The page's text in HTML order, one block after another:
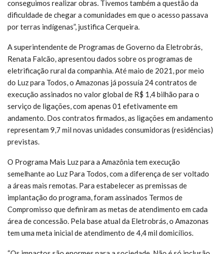
conseguimos realizar obras. Tivemos também a questão da
dificuldade de chegar a comunidades em que o acesso passava
por terras indígenas”, justifica Cerqueira.
A superintendente de Programas de Governo da Eletrobrás,
Renata Falcão, apresentou dados sobre os programas de
eletrificação rural da companhia. Até maio de 2021, por meio
do Luz para Todos, o Amazonas já possuía 24 contratos de
execução assinados no valor global de R$ 1,4 bilhão para o
serviço de ligações, com apenas 01 efetivamente em
andamento. Dos contratos firmados, as ligações em andamento
representam 9,7 mil novas unidades consumidoras (residências)
previstas.
O Programa Mais Luz para a Amazônia tem execução
semelhante ao Luz Para Todos, com a diferença de ser voltado
a áreas mais remotas. Para estabelecer as premissas de
implantação do programa, foram assinados Termos de
Compromisso que definiram as metas de atendimento em cada
área de concessão. Pela base atual da Eletrobrás, o Amazonas
tem uma meta inicial de atendimento de 4,4 mil domicílios.